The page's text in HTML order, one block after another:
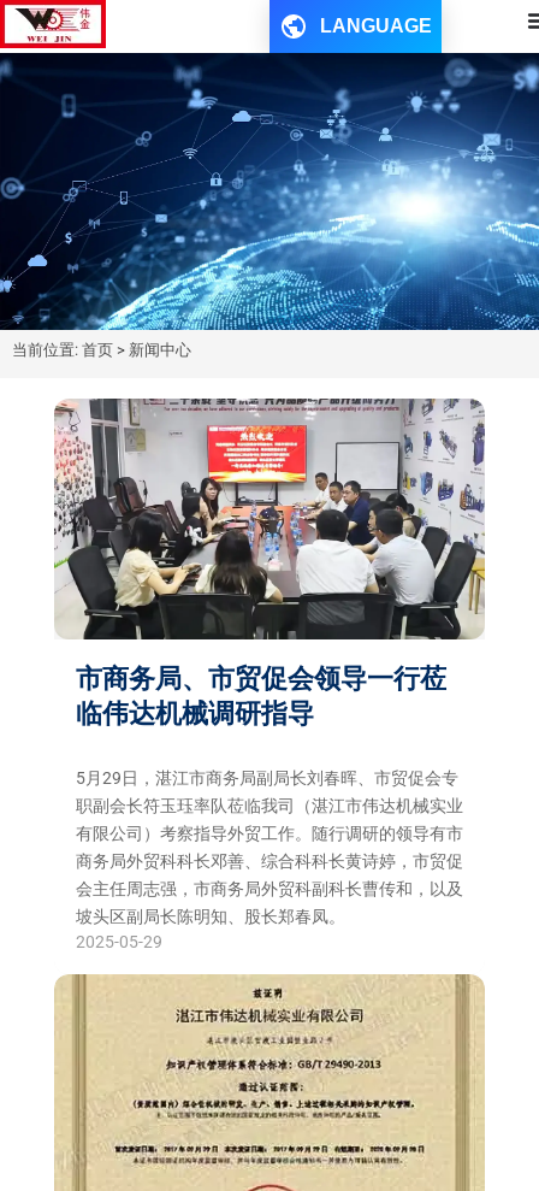
LANGUAGE
当前位置: 首页 > 新闻中心
市商务局、市贸促会领导一行莅
临伟达机械调研指导
5月29日，湛江市商务局副局长刘春晖、市贸促会专
职副会长符玉珏率队莅临我司（湛江市伟达机械实业
有限公司）考察指导外贸工作。随行调研的领导有市
商务局外贸科科长邓善、综合科科长黄诗婷，市贸促
会主任周志强，市商务局外贸科副科长曹传和，以及
坡头区副局长陈明知、股长郑春凤。
2025-05-29